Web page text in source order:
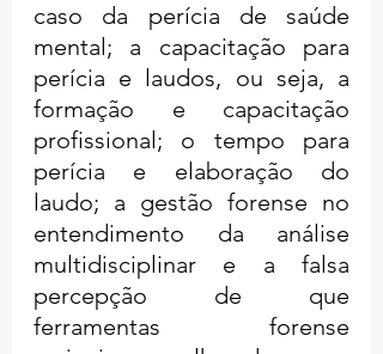
caso da perícia de saúde
mental; a capacitação para
perícia e laudos, ou seja, a
formação e capacitação
profissional; o tempo para
perícia e elaboração do
laudo; a gestão forense no
entendimento da análise
multidisciplinar e a falsa
percepção de que
ferramentas forense